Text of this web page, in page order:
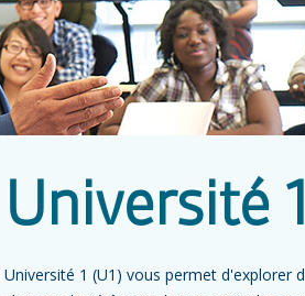
Université 1
Université 1 (U1) vous permet d'explorer